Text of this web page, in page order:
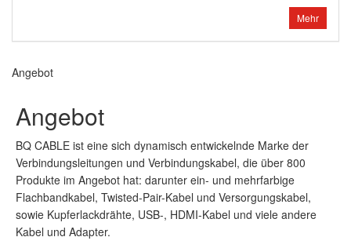
Mehr
Angebot
Angebot
BQ CABLE ist eine sich dynamisch entwickelnde Marke der
Verbindungsleitungen und Verbindungskabel, die über 800
Produkte im Angebot hat: darunter ein- und mehrfarbige
Flachbandkabel, Twisted-Pair-Kabel und Versorgungskabel,
sowie Kupferlackdrähte, USB-, HDMI-Kabel und viele andere
Kabel und Adapter.